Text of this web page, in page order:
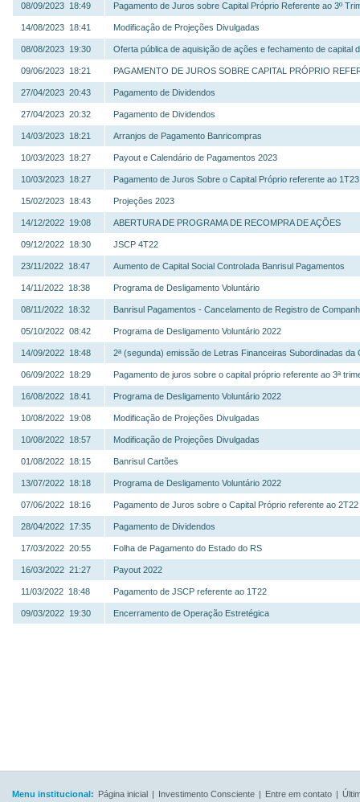
08/09/2023 18:49 Pagamento de Juros sobre Capital Próprio Referente ao 3º
14/08/2023 18:41 Modificação de Projeções Divulgadas
08/08/2023 19:30 Oferta pública de aquisição de ações e fechamento de capital
09/06/2023 18:21 PAGAMENTO DE JUROS SOBRE CAPITAL PRÓPRIO
27/04/2023 20:43 Pagamento de Dividendos
27/04/2023 20:32 Pagamento de Dividendos
14/03/2023 18:21 Arranjos de Pagamento Banricompras
10/03/2023 18:27 Payout e Calendário de Pagamentos 2023
10/03/2023 18:27 Pagamento de Juros Sobre o Capital Próprio referente ao 1T23
15/02/2023 18:43 Projeções 2023
14/12/2022 19:08 ABERTURA DE PROGRAMA DE RECOMPRA DE AÇÕES
09/12/2022 18:30 JSCP 4T22
23/11/2022 18:47 Aumento de Capital Social Controlada Banrisul Pagamentos
14/11/2022 18:38 Programa de Desligamento Voluntário
08/11/2022 18:32 Banrisul Pagamentos - Cancelamento de Registro de
05/10/2022 08:42 Programa de Desligamento Voluntário 2022
14/09/2022 18:48 2ª (segunda) emissão de Letras Financeiras Subordinadas da
06/09/2022 18:29 Pagamento de juros sobre o capital próprio referente ao 3ª
16/08/2022 18:41 Programa de Desligamento Voluntário 2022
10/08/2022 19:08 Modificação de Projeções Divulgadas
10/08/2022 18:57 Modificação de Projeções Divulgadas
01/08/2022 18:15 Banrisul Cartões
13/07/2022 18:18 Programa de Desligamento Voluntário 2022
07/06/2022 18:16 Pagamento de Juros sobre o Capital Próprio referente ao 2T22
28/04/2022 17:35 Pagamento de Dividendos
17/03/2022 20:55 Folha de Pagamento do Estado do RS
16/03/2022 21:27 Payout 2022
11/03/2022 18:48 Pagamento de JSCP referente ao 1T22
09/03/2022 19:30 Encerramento de Operação Estretégica
Menu institucional: Página inicial | Investimento Consciente | Entre em contato |